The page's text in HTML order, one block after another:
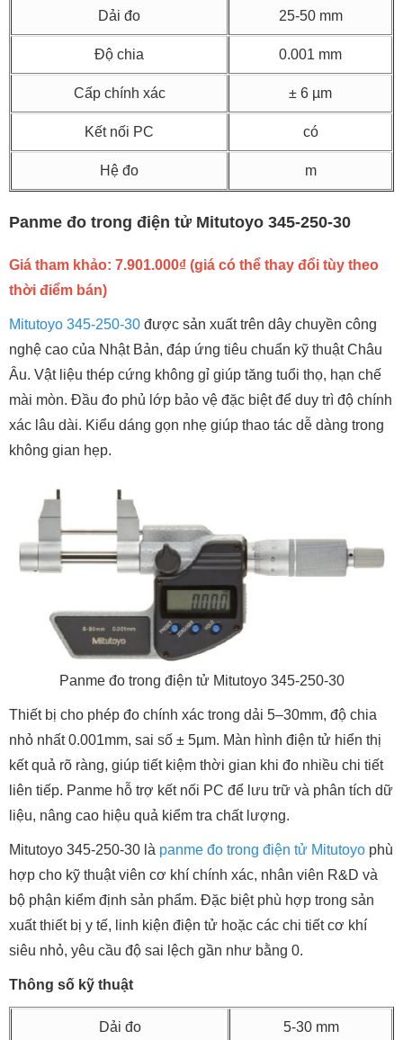
Dải đo 25-50 mm
Độ chia 0.001 mm
Cấp chính xác ± 6 µm
Kết nối PC có
Hệ đo m
Panme đo trong điện tử Mitutoyo 345-250-30
Giá tham khảo: 7.901.000₫ (giá có thể thay đổi tùy theo
thời điểm bán)
Mitutoyo 345-250-30 được sản xuất trên dây chuyền công
nghệ cao của Nhật Bản, đáp ứng tiêu chuẩn kỹ thuật Châu
Âu. Vật liệu thép cứng không gỉ giúp tăng tuổi thọ, hạn chế
mài mòn. Đầu đo phủ lớp bảo vệ đặc biệt để duy trì độ chính
xác lâu dài. Kiểu dáng gọn nhẹ giúp thao tác dễ dàng trong
không gian hẹp.
Panme đo trong điện tử Mitutoyo 345-250-30
Thiết bị cho phép đo chính xác trong dải 5–30mm, độ chia
nhỏ nhất 0.001mm, sai số ± 5µm. Màn hình điện tử hiển thị
kết quả rõ ràng, giúp tiết kiệm thời gian khi đo nhiều chi tiết
liên tiếp. Panme hỗ trợ kết nối PC để lưu trữ và phân tích dữ
liệu, nâng cao hiệu quả kiểm tra chất lượng.
Mitutoyo 345-250-30 là panme đo trong điện tử Mitutoyo phù
hợp cho kỹ thuật viên cơ khí chính xác, nhân viên R&D và
bộ phận kiểm định sản phẩm. Đặc biệt phù hợp trong sản
xuất thiết bị y tế, linh kiện điện tử hoặc các chi tiết cơ khí
siêu nhỏ, yêu cầu độ sai lệch gần như bằng 0.
Thông số kỹ thuật
Dải đo 5-30 mm